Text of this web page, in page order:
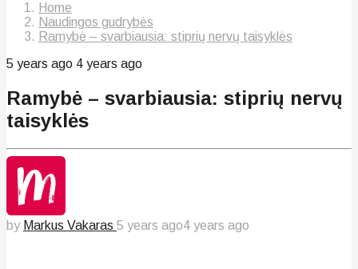
Home
Naudingos gudrybės
Ramybė – svarbiausia: stiprių nervų taisyklės
5 years ago 4 years ago
Ramybė – svarbiausia: stiprių nervų
taisyklės
by Markus Vakaras 5 years ago4 years ago